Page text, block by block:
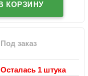
Под заказ
Осталась 1 штука